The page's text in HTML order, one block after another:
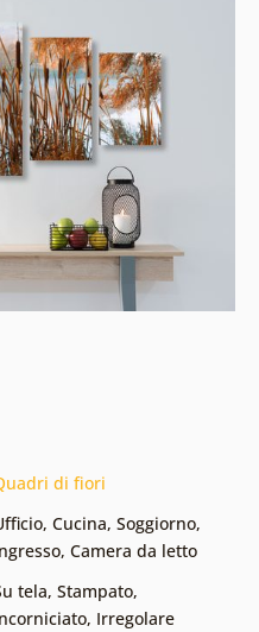
di fiori
, Cucina, Soggiorno,
, Camera da letto
tela, Stampato,
, Irregolare